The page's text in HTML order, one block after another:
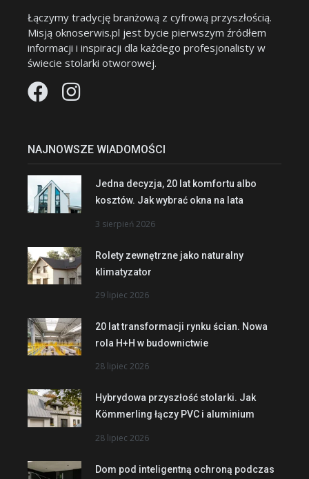
Łączymy tradycję branżową z cyfrową przyszłością.
Misją oknoserwis.pl jest bycie pierwszym źródłem
informacji i inspiracji dla każdego profesjonalisty w
świecie stolarki otworowej.
NAJNOWSZE WIADOMOŚCI
Jedna decyzja, 20 lat komfortu albo
kosztów. Jak wybrać okna na lata
3 sierpień 2026
Rolety zewnętrzne jako naturalny
klimatyzator
29 lipiec 2026
20 lat transformacji rynku ścian. Nowa
rola H+H w budownictwie
28 lipiec 2026
Hybrydowa przyszłość stolarki. Jak
Kömmerling łączy PVC i aluminium
28 lipiec 2026
Dom pod inteligentną ochroną podczas